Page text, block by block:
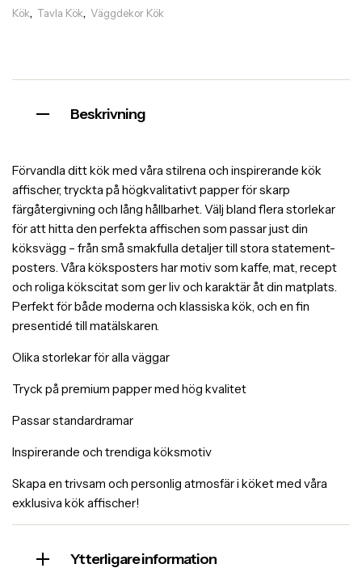
Kök, Tavla Kök, Väggdekor Kök
Beskrivning
Förvandla ditt kök med våra stilrena och inspirerande kök
affischer, tryckta på högkvalitativt papper för skarp
färgåtergivning och lång hållbarhet. Välj bland flera storlekar
för att hitta den perfekta affischen som passar just din
köksvägg – från små smakfulla detaljer till stora statement-
posters. Våra köksposters har motiv som kaffe, mat, recept
och roliga kökscitat som ger liv och karaktär åt din matplats.
Perfekt för både moderna och klassiska kök, och en fin
presentidé till matälskaren.
Olika storlekar för alla väggar
Tryck på premium papper med hög kvalitet
Passar standardramar
Inspirerande och trendiga köksmotiv
Skapa en trivsam och personlig atmosfär i köket med våra
exklusiva kök affischer!
Ytterligare information